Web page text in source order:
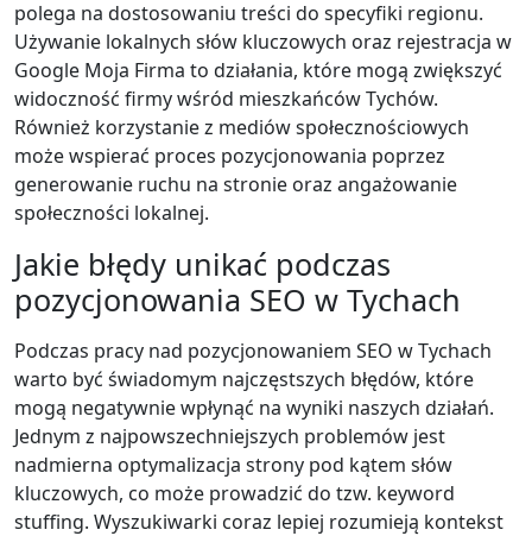
polega na dostosowaniu treści do specyfiki regionu.
Używanie lokalnych słów kluczowych oraz rejestracja w
Google Moja Firma to działania, które mogą zwiększyć
widoczność firmy wśród mieszkańców Tychów.
Również korzystanie z mediów społecznościowych
może wspierać proces pozycjonowania poprzez
generowanie ruchu na stronie oraz angażowanie
społeczności lokalnej.
Jakie błędy unikać podczas
pozycjonowania SEO w Tychach
Podczas pracy nad pozycjonowaniem SEO w Tychach
warto być świadomym najczęstszych błędów, które
mogą negatywnie wpłynąć na wyniki naszych działań.
Jednym z najpowszechniejszych problemów jest
nadmierna optymalizacja strony pod kątem słów
kluczowych, co może prowadzić do tzw. keyword
stuffing. Wyszukiwarki coraz lepiej rozumieją kontekst